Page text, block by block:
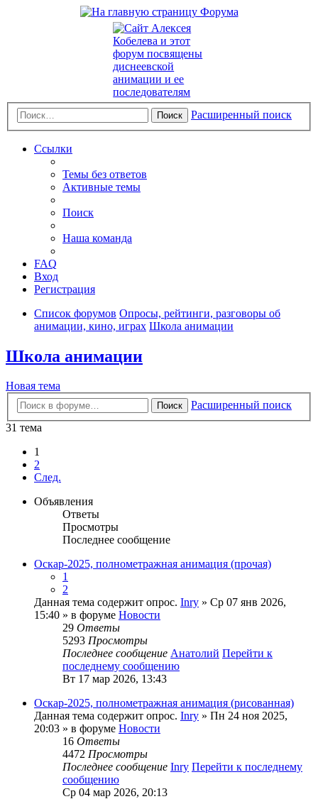
Поиск Расширенный поиск
Ссылки
Темы без ответов
Активные темы
Поиск
Наша команда
FAQ
Вход
Регистрация
Список форумов Опросы, рейтинги, разговоры об
анимации, кино, играх Школа анимации
Школа анимации
Новая тема
Поиск
Расширенный поиск
31 тема
1
2
След.
Объявления
Ответы
Просмотры
Последнее сообщение
Оскар-2025, полнометражная анимация (прочая)
1
2
Данная тема содержит опрос. Inry » Ср 07 янв 2026,
15:40 » в форуме Новости
29 Ответы
5293 Просмотры
Последнее сообщение Анатолий Перейти к
последнему сообщению
Вт 17 мар 2026, 13:43
Оскар-2025, полнометражная анимация (рисованная)
Данная тема содержит опрос. Inry » Пн 24 ноя 2025,
20:03 » в форуме Новости
16 Ответы
4472 Просмотры
Последнее сообщение Inry Перейти к последнему
сообщению
Ср 04 мар 2026, 20:13